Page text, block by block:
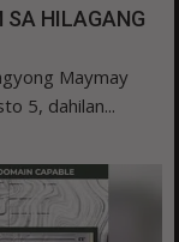
SA HILAGANG
Maymay
5, dahilan...